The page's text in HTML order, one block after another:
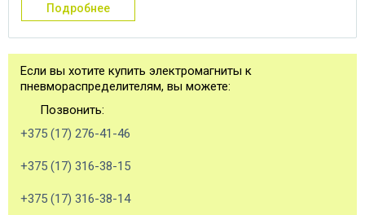
подробнее
Если вы хотите купить электромагниты к
пневмораспределителям, вы можете:
Позвонить:
+375 (17) 276-41-46
+375 (17) 316-38-15
+375 (17) 316-38-14